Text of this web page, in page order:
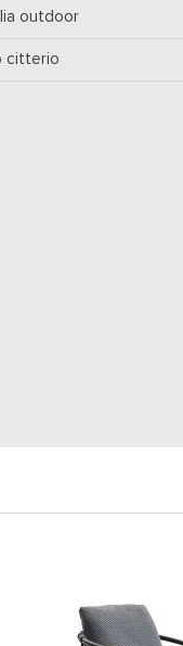
outdoor
citterio